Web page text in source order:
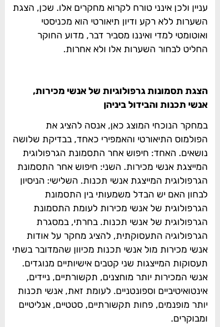
עניין ולכן אינני טורח לקרוא מחקרים אלו. שכן, הצגת
השערות ללא רקע ודיון תיאורטי הוא מכניסטי
ואוטומטי למדי ואיננו מסביר דבר, מדוע החוקר
החליט לבחור השערות אלו ולא אחרות.
הצגת תסמונות גרפולוגיות של אנשי מכירות,
אנשי תכנות והבידול ביניהן
במחקר הנוכחי המוצג כאן, אנסה להציג את
הפולמוס התיאורטי והאמפירי כאחד, בבדיקת שלושה
נושאים. האחד: חיפוש אחר התסמונת הגרפולוגית
המייצגת אנשי מכירות. השני: חיפוש אחר התסמונת
הגרפולוגית המייצגת אנשי תכנות. השלישי: הניסיון
לבחון האם יש הבדל משמעותי בין התסמונת
הגרפולוגית של אנשי מכירות לעומת התסמונת
הגרפולוגית של אנשי תכנות. בחרתי, במסגרת
הגרפולוגיה התעסוקתית, להציג מחקר על אודות
אנשי מכירות מול אנשי תכנות מכיוון שהמדובר בשתי
תעסוקות המייצגות שני קטבים אישיותיים מנוגדים.
אנשי המכירות יותר מוחצנים, תקשורתיים, ניידים,
אינטואיטיביים וספונטניים. לעומת זאת, אנשי תכנות
יותר מופנמים, פחות תקשורתיים, סטטיים, אנליטיים
ומבוקרים.